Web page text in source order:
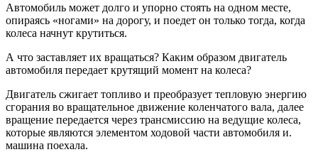
Автомобиль может долго и упорно стоять на одном месте,
опираясь «ногами» на дорогу, и поедет он только тогда, когда
колеса начнут крутиться.
А что заставляет их вращаться? Каким образом двигатель
автомобиля передает крутящий момент на колеса?
Двигатель сжигает топливо и преобразует тепловую энергию
сгорания во вращательное движение коленчатого вала, далее
вращение передается через трансмиссию на ведущие колеса,
которые являются элементом ходовой части автомобиля и.
машина поехала.